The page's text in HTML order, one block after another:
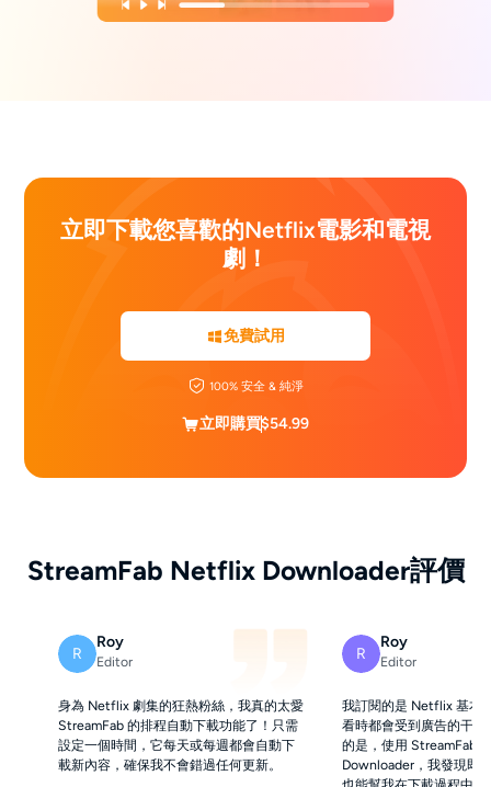
立即下載您喜歡的Netflix電影和電視
劇！
免費試用
100% 安全 & 純淨
立即購買$54.99
StreamFab Netflix Downloader評價
R
Roy
Editor
身為 Netflix 劇集的狂熱粉絲，我真的太愛
StreamFab 的排程自動下載功能了！只需
設定一個時間，它每天或每週都會自動下
載新內容，確保我不會錯過任何更新。
R
Roy
Editor
我訂閱的是 Netflix 基本
看時都會受到廣告的干擾
的是，使用 StreamFab
Downloader，我發現即